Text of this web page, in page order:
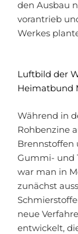
den Ausbau
vorantrieb
Werkes
Luftbild der
Heimatbund
Während in
Rohbenzine
Brennstoffen
Gummi- und
war man in
zunächst
neue
entwickelt,